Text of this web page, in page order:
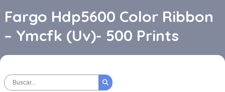
Fargo Hdp5600 Color Ribbon
– Ymcfk (Uv)- 500 Prints